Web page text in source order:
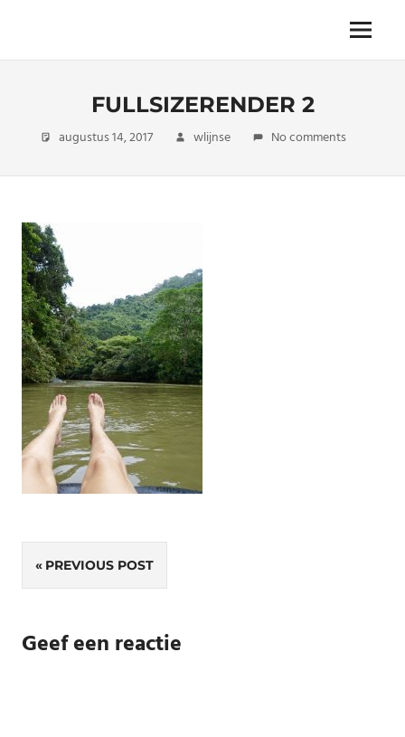
content
Menu
FULLSIZERENDER 2
augustus 14, 2017 wlijnse No comments
Bericht
navigatie
PREVIOUS POST
Geef een reactie